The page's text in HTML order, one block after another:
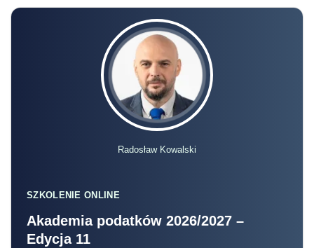
Radosław Kowalski
SZKOLENIE ONLINE
Akademia podatków 2026/2027 –
Edycja 11